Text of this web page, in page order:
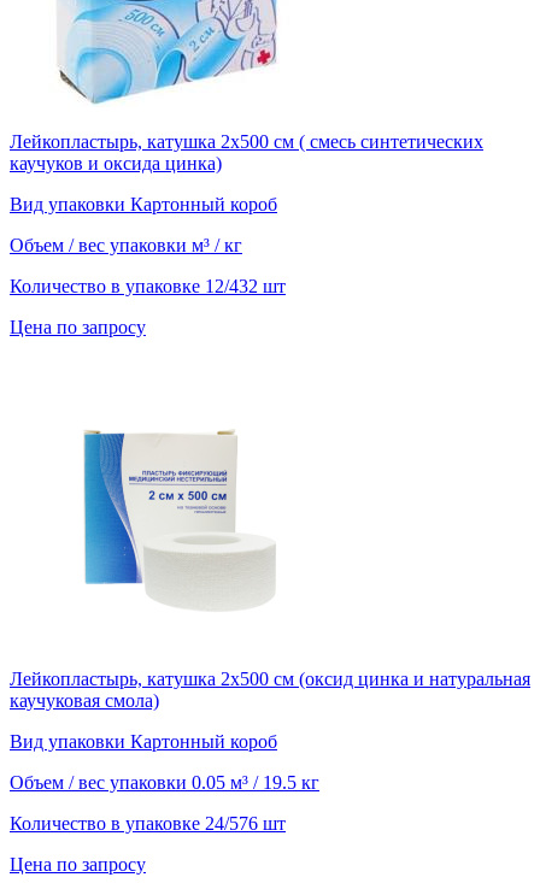
Лейкопластырь, катушка 2х500 см ( смесь синтетических
каучуков и оксида цинка)
Вид упаковки Картонный короб
Объем / вес упаковки м³ / кг
Количество в упаковке 12/432 шт
Цена по запросу
Лейкопластырь, катушка 2х500 см (оксид цинка и натуральная
каучуковая смола)
Вид упаковки Картонный короб
Объем / вес упаковки 0.05 м³ / 19.5 кг
Количество в упаковке 24/576 шт
Цена по запросу